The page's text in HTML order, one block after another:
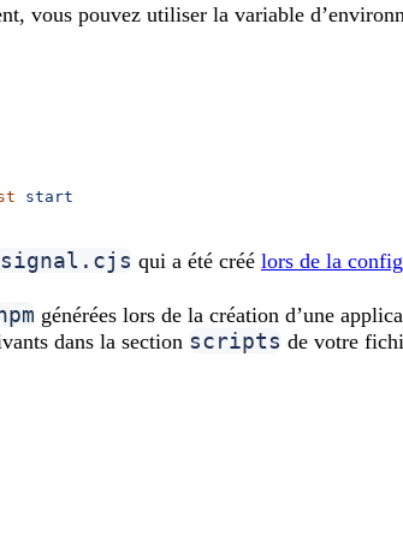
vous pouvez utiliser la variable
start
qui a été créé lors de la
générées lors de la création d’une
dans la section scripts de votre